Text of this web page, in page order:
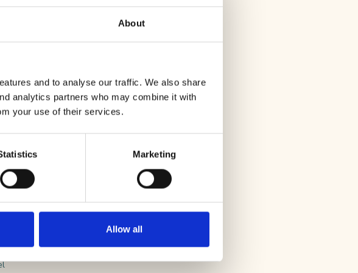
About
and to analyse our traffic. We also share
analytics partners who may combine it with
your use of their services.
Marketing
Allow all
vignetnodig.
Nederland
Jager (infopunt)